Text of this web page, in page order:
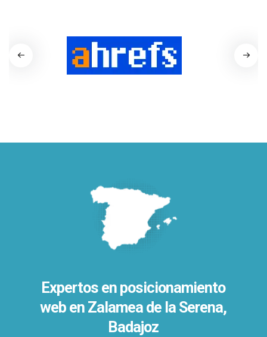
Expertos en posicionamiento
web en Zalamea de la Serena,
Badajoz